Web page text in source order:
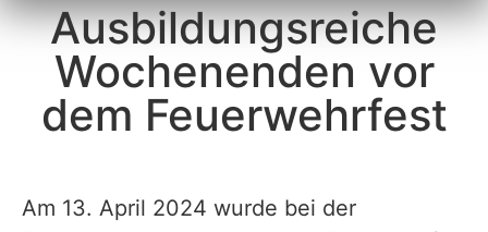
Ausbildungsreiche
Wochenenden vor
dem Feuerwehrfest
Am 13. April 2024 wurde bei der